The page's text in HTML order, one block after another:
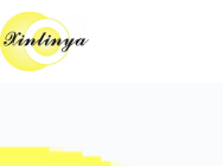
跳
至
主